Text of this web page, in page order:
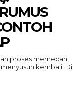
proses memecah,
kembali. Di